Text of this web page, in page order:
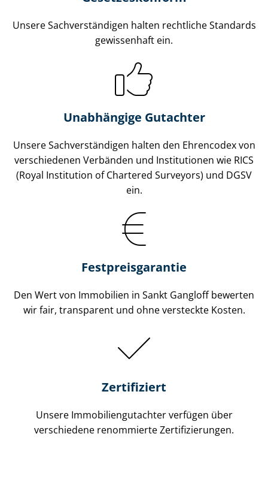
Unsere Sach­ver­stän­di­gen halten rechtliche Standards
gewissenhaft ein.
Unabhängige Gutachter
Unsere Sach­ver­stän­di­gen halten den Ehrencodex von
verschiedenen Verbänden und Institutionen wie RICS
(Royal Institution of Chartered Surveyors) und DGSV
ein.
Festpreis​garantie
Den Wert von Immobilien in Sankt Gangloff bewerten
wir fair, transparent und ohne versteckte Kosten.
Zertifiziert
Unsere Immobilien­gutachter verfügen über
verschiedene renommierte Zer­ti­fi­zie­run­gen.